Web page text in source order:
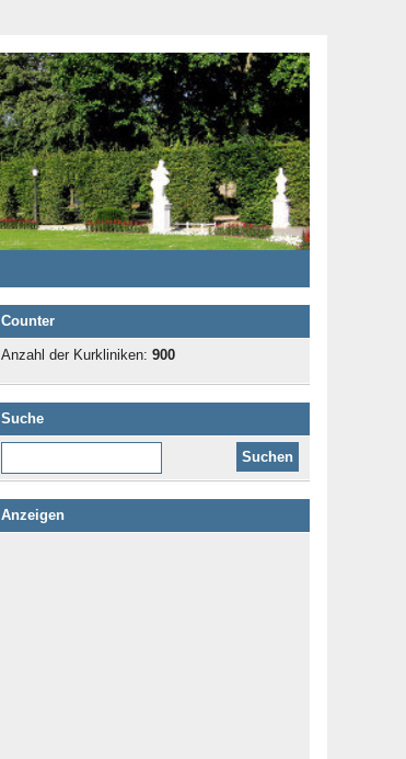
Counter
Anzahl der Kurkliniken: 900
Suche
Anzeigen